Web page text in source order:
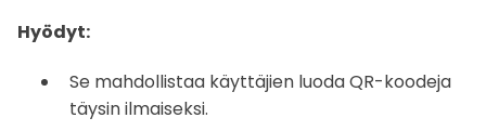
Hyödyt:
Se mahdollistaa käyttäjien luoda QR-koodeja
täysin ilmaiseksi.